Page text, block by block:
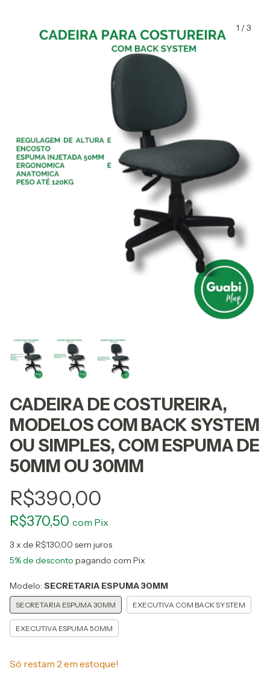
1 /3
CADEIRA DE COSTUREIRA,
MODELOS COM BACK SYSTEM
OU SIMPLES, COM ESPUMA DE
50MM OU 30MM
R$390,00
R$370,50 com Pix
3 x de R$130,00 sem juros
5% de desconto pagando com Pix
Modelo: SECRETARIA ESPUMA 30MM
SECRETARIA ESPUMA 30MM EXECUTIVA COM BACK SYSTEM
EXECUTIVA ESPUMA 50MM
Só restam 2 em estoque!